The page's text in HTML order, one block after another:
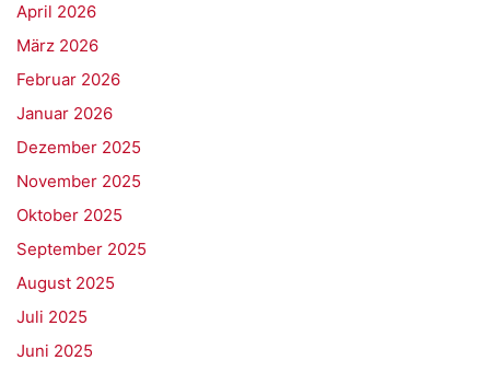
April 2026
März 2026
Februar 2026
Januar 2026
Dezember 2025
November 2025
Oktober 2025
September 2025
August 2025
Juli 2025
Juni 2025